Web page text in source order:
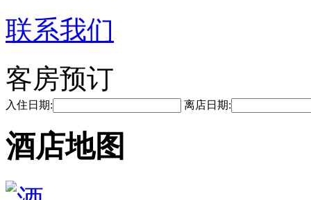
联系我们
客房预订
入住日期: 离店日期:
酒店地图